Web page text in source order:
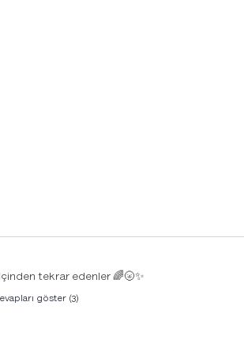
tekrar edenler 🌈🌝✨
göster (3)